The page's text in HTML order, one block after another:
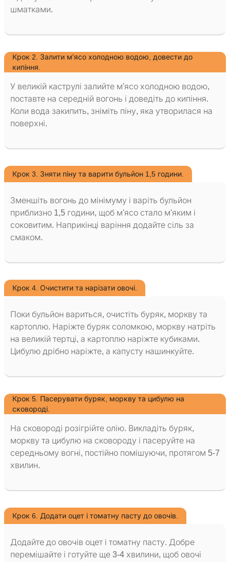
шматками.
Крок 2. Залити м'ясо холодною водою, довести до
кипіння.
У великій каструлі залийте м'ясо холодною водою,
поставте на середній вогонь і доведіть до кипіння.
Коли вода закипить, зніміть піну, яка утворилася на
поверхні.
Крок 3. Зняти піну та варити бульйон 1,5 години.
Зменшіть вогонь до мінімуму і варіть бульйон
приблизно 1,5 години, щоб м'ясо стало м'яким і
соковитим. Наприкінці варіння додайте сіль за
смаком.
Крок 4. Очистити та нарізати овочі.
Поки бульйон вариться, очистіть буряк, моркву та
картоплю. Наріжте буряк соломкою, моркву натріть
на великій тертці, а картоплю наріжте кубиками.
Цибулю дрібно наріжте, а капусту нашинкуйте.
Крок 5. Пасерувати буряк, моркву та цибулю на
сковороді.
На сковороді розігрійте олію. Викладіть буряк,
моркву та цибулю на сковороду і пасеруйте на
середньому вогні, постійно помішуючи, протягом 5-7
хвилин.
Крок 6. Додати оцет і томатну пасту до овочів.
Додайте до овочів оцет і томатну пасту. Добре
перемішайте і готуйте ще 3-4 хвилини, щоб овочі